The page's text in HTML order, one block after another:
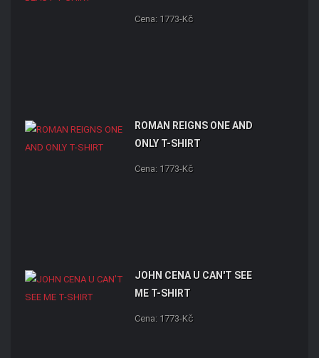
Cena: 1773-Kč
ROMAN REIGNS ONE AND
ONLY T-SHIRT
Cena: 1773-Kč
JOHN CENA U CAN'T SEE
ME T-SHIRT
Cena: 1773-Kč